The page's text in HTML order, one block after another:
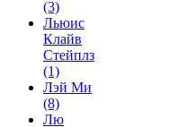
(3)
Льюис
Клайв
Стейплз
(1)
Лэй Ми
(8)
Лю